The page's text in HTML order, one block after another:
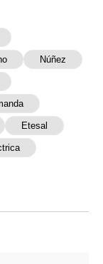
Núñez
Etesal